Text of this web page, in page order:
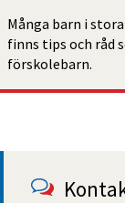
Många barn i
finns tips och råd
förskolebarn.